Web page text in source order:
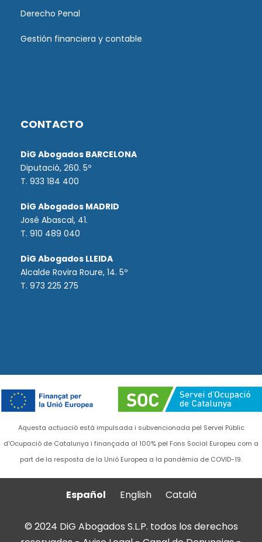
Derecho Penal
Gestión financiera y contable
CONTACTO
DiG Abogados BARCELONA
Diputació, 260. 5º
T. 933 184 400
DiG Abogados MADRID
José Abascal, 41.
T. 910 489 040
DiG Abogados LLEIDA
Alcalde Rovira Roure, 14. 5º
T. 973 225 275
Aquesta actuació està impulsada i subvencionada pel Servei Públic
d'Ocupació de Catalunya i finançada al 100% pel Fons Social Europeu com a
part de la resposta de la Unió Europea a la pandèmia de COVID-19.
Español English Català
© 2024 DiG Abogados S.L.P. todos los derechos